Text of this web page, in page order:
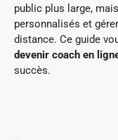
public plus large,
personnalisés et
distance. Ce guide
devenir coach en
succès.